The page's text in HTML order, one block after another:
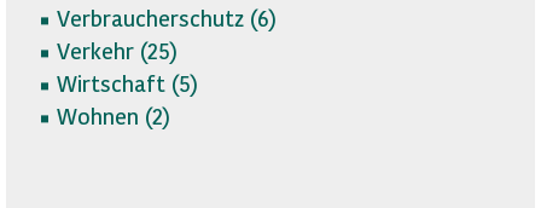
Verbraucherschutz (6)
Verkehr (25)
Wirtschaft (5)
Wohnen (2)